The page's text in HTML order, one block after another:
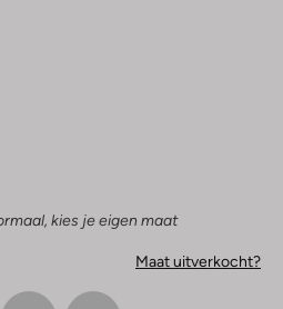
kies je eigen maat
Maat uitverkocht?